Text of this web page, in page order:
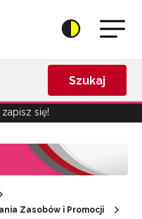
Szukaj
się!
Zasobów i Promocji